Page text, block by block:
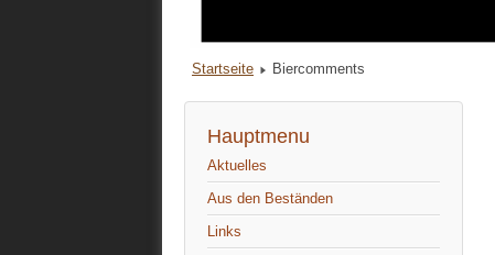
Startseite Biercomments
Hauptmenu
Aktuelles
Aus den Beständen
Links